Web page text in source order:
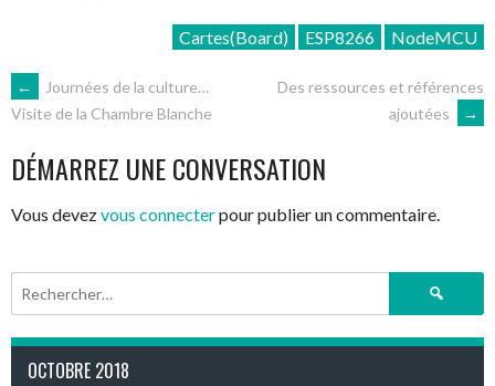
Cartes(Board) ESP8266 NodeMCU
NAVIGATION
DES
ARTICLES
←
Journées de la culture…
Visite de la Chambre Blanche
Des ressources et références
ajoutées
→
DÉMARREZ UNE CONVERSATION
Vous devezvous connecterpour publier un commentaire.
Rechercher :
OCTOBRE 2018